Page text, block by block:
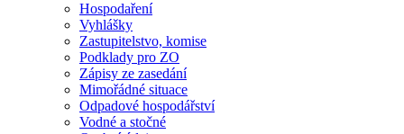
Hospodaření
Vyhlášky
Zastupitelstvo, komise
Podklady pro ZO
Zápisy ze zasedání
Mimořádné situace
Odpadové hospodářství
Vodné a stočné